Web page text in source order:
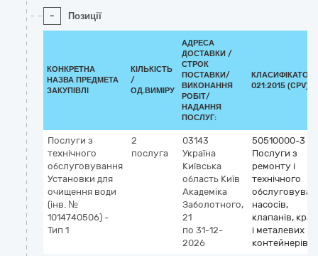
- Позиції
КОНКРЕТНА
НАЗВА ПРЕДМЕТА
ЗАКУПІВЛІ
КІЛЬКІСТЬ
/
ОД.ВИМІРУ
АДРЕСА
ДОСТАВКИ /
СТРОК
ПОСТАВКИ/
ВИКОНАННЯ
РОБІТ/
НАДАННЯ
ПОСЛУГ:
КЛАСИФІКАТОР
021:2015 (CPV)
Послуги з
технічного
обслуговування
Установки для
очищення води
(інв. №
1014740506) -
Тип 1
2
послуга
03143
Україна
Київська
область Київ
Академіка
Заболотного,
21
по 31-12-
2026
50510000-3
Послуги з
ремонту і
технічного
насосів,
клапанів,
і металевих
контейнерів